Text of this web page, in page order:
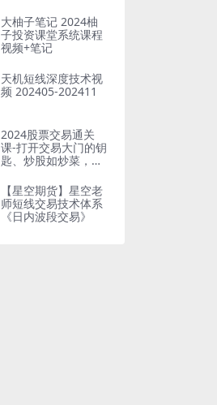
大柚子笔记 2024柚
子投资课堂系统课程
视频+笔记
天机短线深度技术视
频 202405-202411
2024股票交易通关
课-打开交易大门的钥
匙、炒股如炒菜，炒
易【星空期货】星空老
师短线交易技术体系
《日内波段交易》